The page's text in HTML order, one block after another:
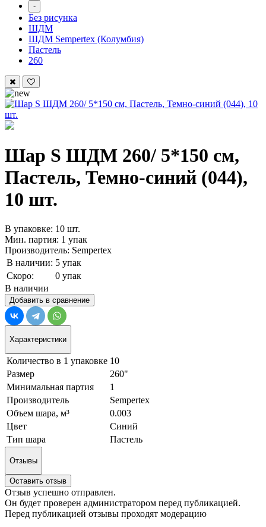
-
Без рисунка
ШДМ
ШДМ Sempertex (Колумбия)
Пастель
260
Шар S ШДМ 260/ 5*150 см,
Пастель, Темно-синий (044),
10 шт.
В упаковке: 10 шт.
Мин. партия: 1 упак
Производитель: Sempertex
В наличии: 5 упак
Скоро:
0 упак
В наличии
Добавить в сравнение
Характеристики
Количество в 1 упаковке 10
Размер
260"
Минимальная партия
1
Производитель
Sempertex
Объем шара, м³
0.003
Цвет
Синий
Тип шара
Пастель
Отзывы
Оставить отзыв
Отзыв успешно отправлен.
Он будет проверен администратором перед публикацией.
Перед публикацией отзывы проходят модерацию